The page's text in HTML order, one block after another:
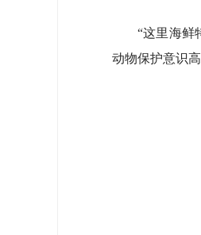
“这里海鲜特
动物保护意识